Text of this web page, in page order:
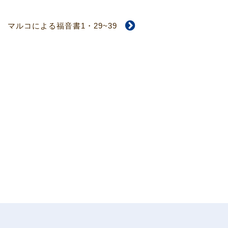
マルコによる福音書1・29~39